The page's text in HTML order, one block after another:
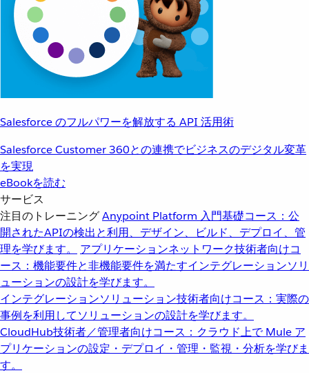
Salesforce のフルパワーを解放する API 活用術
Salesforce Customer 360との連携でビジネスのデジタル変革
を実現
eBookを読む
サービス
注目のトレーニングAnypoint Platform 入門基礎コース：公
開されたAPIの検出と利用、デザイン、ビルド、デプロイ、管
理を学びます。
アプリケーションネットワーク技術者向けコ
ース：機能要件と非機能要件を満たすインテグレーションソリ
ューションの設計を学びます。
インテグレーションソリューション技術者向けコース：実際の
事例を利用してソリューションの設計を学びます。
CloudHub技術者／管理者向けコース：クラウド上で Mule ア
プリケーションの設定・デプロイ・管理・監視・分析を学びま
す。